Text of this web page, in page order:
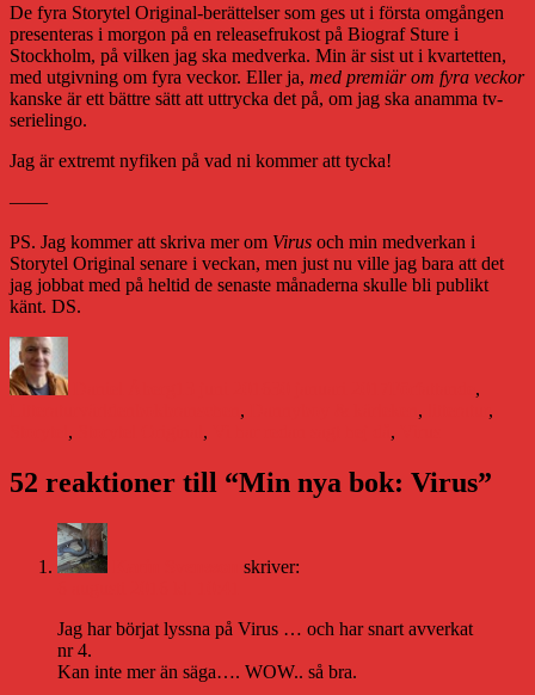
De fyra Storytel Original-berättelser som ges ut i första omgången
presenteras i morgon på en releasefrukost på Biograf Sture i
Stockholm, på vilken jag ska medverka. Min är sist ut i kvartetten,
med utgivning om fyra veckor. Eller ja, med premiär om fyra veckor
kanske är ett bättre sätt att uttrycka det på, om jag ska anamma tv-
serielingo.
Jag är extremt nyfiken på vad ni kommer att tycka!
——
PS. Jag kommer att skriva mer om Virus och min medverkan i
Storytel Original senare i veckan, men just nu ville jag bara att det
jag jobbat med på heltid de senaste månaderna skulle bli publikt
känt. DS.
,
, ,
,
, , ,
52 reaktioner till “Min nya bok: Virus”
skriver:
Jag har börjat lyssna på Virus … och har snart avverkat
nr 4.
Kan inte mer än säga…. WOW.. så bra.